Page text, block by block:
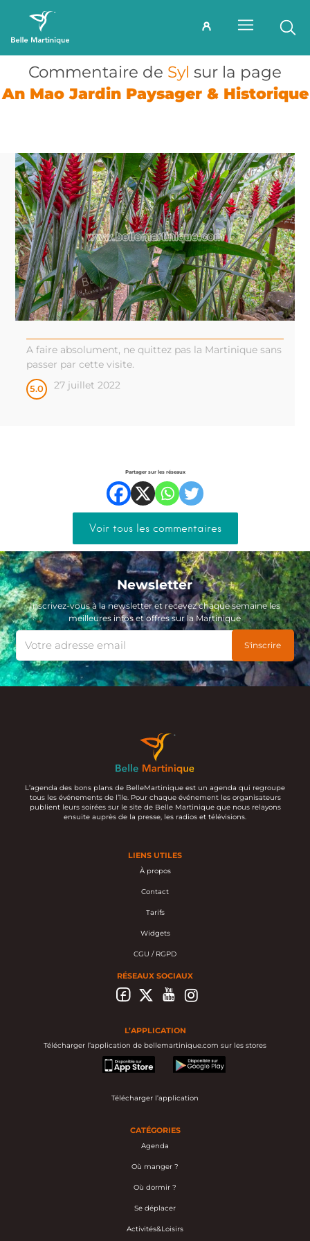
Commentaire de Syl sur la page
An Mao Jardin Paysager & Historique
A faire absolument, ne quittez pas la Martinique sans
passer par cette visite.
5.0 27 juillet 2022
Partager sur les réseaux
Voir tous les commentaires
Newsletter
Inscrivez-vous à la newsletter et recevez chaque semaine les
meilleures infos et offres sur la Martinique
L’agenda des bons plans de BelleMartinique est un agenda qui regroupe
tous les événements de l’île. Pour chaque événement les organisateurs
publient leurs soirées sur le site de Belle Martinique que nous relayons
ensuite auprès de la presse, les radios et télévisions.
LIENS UTILES
À propos
Contact
Tarifs
Widgets
CGU / RGPD
RÉSEAUX SOCIAUX
L’APPLICATION
Télécharger l’application de bellemartinique.com sur les stores
appstore
googleplay
Télécharger l’application
CATÉGORIES
Agenda
Où manger ?
Où dormir ?
Se déplacer
Activités&Loisirs